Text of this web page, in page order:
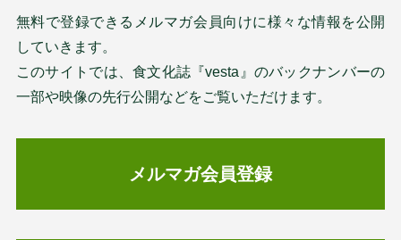
無料で登録できるメルマガ会員向けに様々な情報を公開
していきます。
このサイトでは、食文化誌『vesta』のバックナンバーの
一部や映像の先行公開などをご覧いただけます。
メルマガ会員登録